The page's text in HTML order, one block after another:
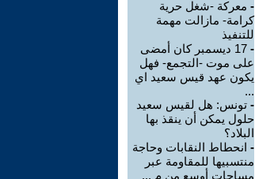
- معركة -شغل حرية
كرامة- مازالت مهمة
للتنفيذ
-
17 ديسمبر كان أمضى
على موت -التجمع- فهل
يكون عهد قيس سعيد اي
...
- تونس: هل لقيس سعيد
حلول يمكن أن ينقذ بها
البلاد؟
- انحطاط النقابات وحاجة
منتسبيها للمقاومة عبر
مساحات أوسع من م ...